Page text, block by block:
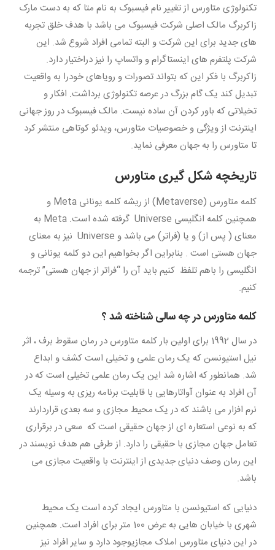
تکنولوژی متاورس از تغییر نام فیسبوک به نام متا که به دست مارک
زاکربرگ مالک اصلی شرکت فیسبوک می باشد با هدف خلق تجربه
های جدید برای این شرکت و البته تمامی افراد شروع شد. این
شرکت پلتفرم های اینستاگرام و واتساپ را نیز دراختیار دارد.
زاکربرگ با فکر این که بتواند تصورات و رویاهای خودرا به واقعیت
تبدیل کند یک گام بزرگ در عرصه تکنولوژی برداشت. افکار و
تخیلاتی که باور کردن آن ساده نیست. مالک فیسبوک در روز جهانی
اینترنت از ویژگی و خصوصیات متاورس، ویدئو کوتاهی منتشر کرد
تا متاورس را به جهان معرفی نماید.
تاریخچه شکل گیری متاورس
کلمه متاورس (Metaverse) از ریشه کلمه یونانی Meta و
همچنین کلمه انگلیسی Universe گرفته شده است. Meta به
معنای ( پس از) و یا (فراتر) می باشد و Universe نیز به معنای
جهان هستی است . بنابراین اگر بخواهیم این دو کلمه یونانی و
انگلیسی را باهم تلفظ کنیم باید آن را “فراتر از جهان هستی” ترجمه
کنیم.
کلمه متاورس در چه سالی شناخته شد ؟
در سال 1992 برای اولین بار کلمه متاورس در رمان سقوط برف ، اثر
نیل استیونسن که یک رمان علمی و تخیلی است کشف و ابداع
شد. همانطور که اشاره شد این یک رمان علمی تخیلی است که در
آن افراد به عنوان آواتارهایی با قابلیت برنامه ریزی به وسیله یک
نرم افزار می باشند که در یک محیط مجازی و سه بعدی قراردارند
که به نوعی استعاره ای از جهان حقیقی است که سعی در برقراری
تعامل جهان مجازی با حقیقی را دارد. از طرفی هم هدف نویسند در
این رمان وصف دنیای جدیدی از اینترنت با واقعیت مجازی می
باشد.
دنیایی که استیونسن با متاورس ایجاد کرده است یک محیط
شهری با خیابان هایی به عرض 100 متر برای افراد است. همچنین
در این دنیای متاورس املاک مجازیوجود دارد و سایر افراد نیز